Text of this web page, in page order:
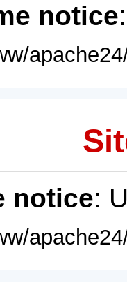
notice
notice: